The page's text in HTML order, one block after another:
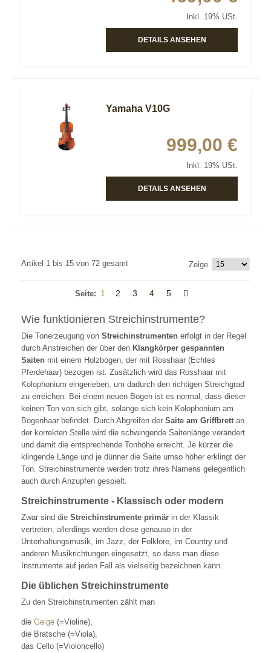
Inkl. 19% USt.
DETAILS ANSEHEN
Yamaha V10G
999,00 €
Inkl. 19% USt.
DETAILS ANSEHEN
Artikel 1 bis 15 von 72 gesamt Zeige
Seite: 1 2 3 4 5
Wie funktionieren Streichinstrumente?
Die Tonerzeugung von Streichinstrumentenerfolgt in der Regel
durch Anstreichen der über den Klangkörper gespannten
Saitenmit einem Holzbogen, der mit Rosshaar (Echtes
Pferdehaar) bezogen ist. Zusätzlich wird das Rosshaar mit
Kolophonium eingerieben, um dadurch den richtigen Streichgrad
zu erreichen. Bei einem neuen Bogen ist es normal, dass dieser
keinen Ton von sich gibt, solange sich kein Kolophonium am
Bogenhaar befindet. Durch Abgreifen der Saite am Griffbrettan
der korrekten Stelle wird die schwingende Saitenlänge verändert
und damit die entsprechende Tonhöhe erreicht. Je kürzer die
klingende Länge und je dünner die Saite umso höher erklingt der
Ton. Streichinstrumente werden trotz ihres Namens gelegentlich
auch durch Anzupfen gespielt.
Streichinstrumente - Klassisch oder modern
Zwar sind die Streichinstrumente primärin der Klassik
vertreten, allerdings werden diese genauso in der
Unterhaltungsmusik, im Jazz, der Folklore, im Country und
anderen Musikrichtungen eingesetzt, so dass man diese
Instrumente auf jeden Fall als vielseitig bezeichnen kann.
Die üblichen Streichinstrumente
Zu den Streichinstrumenten zählt man
die Geige(=Violine),
die Bratsche (=Viola),
das Cello (=Violoncello)